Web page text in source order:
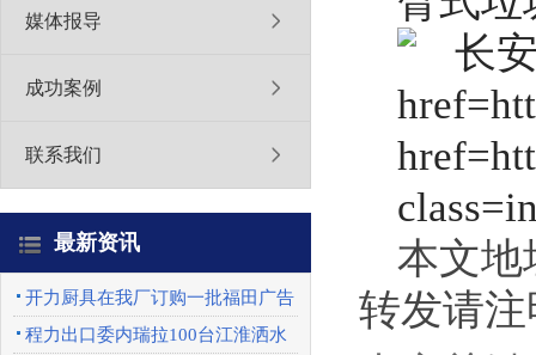
媒体报导
成功案例
联系我们
最新资讯
开力厨具在我厂订购一批福田广告
车
程力出口委内瑞拉100台江淮洒水
本文地
转发请